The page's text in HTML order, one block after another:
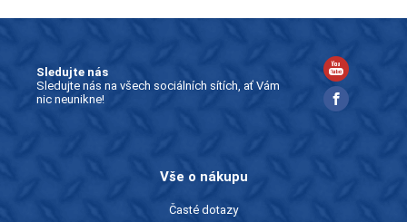
Sledujte nás
Sledujte nás na všech sociálních sítích, ať Vám
nic neunikne!
Vše o nákupu
Časté dotazy